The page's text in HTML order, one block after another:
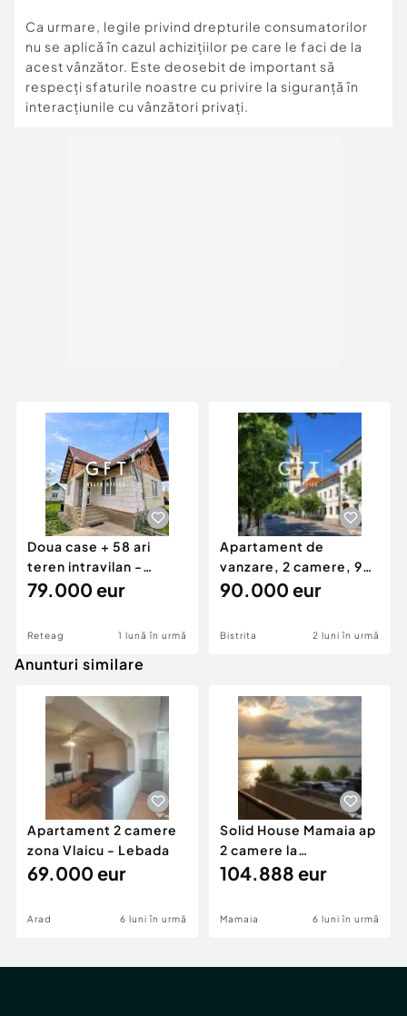
Ca urmare, legile privind drepturile consumatorilor
nu se aplică în cazul achizițiilor pe care le faci de la
acest vânzător. Este deosebit de important să
respecți sfaturile noastre cu privire la siguranță în
interacțiunile cu vânzători privați.
Doua case + 58 ari
teren intravilan -
79.000€ | Reteag, BN
79.000 eur
Reteag 1 lună în urmă
Apartament de
vanzare, 2 camere, 90
mp utili- Ultracentral
90.000 eur
Bistrita 2 luni în urmă
Anunturi similare
Apartament 2 camere
zona Vlaicu - Lebada
69.000 eur
Arad 6 luni în urmă
Solid House Mamaia ap
2 camere la
cheie,langa Mega
104.888 eur
Mamaia 6 luni în urmă